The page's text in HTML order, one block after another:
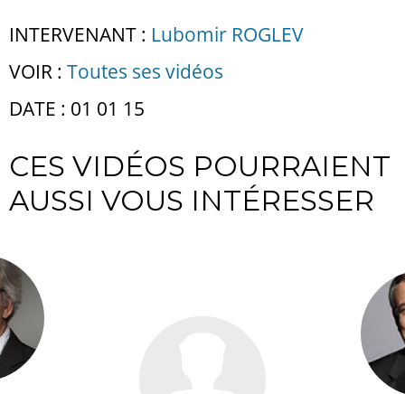
INTERVENANT : Lubomir ROGLEV
VOIR : Toutes ses vidéos
DATE : 01 01 15
CES VIDÉOS POURRAIENT
AUSSI VOUS INTÉRESSER